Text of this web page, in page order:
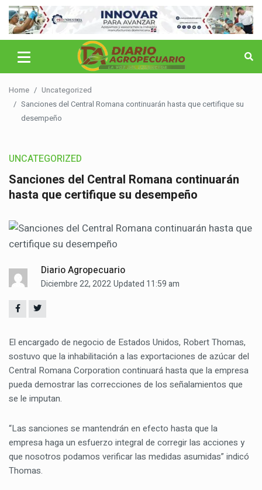
Home
Uncategorized
Sanciones del Central Romana continuarán hasta que certifique su
desempeño
UNCATEGORIZED
Sanciones del Central Romana continuarán
hasta que certifique su desempeño
Diario Agropecuario
Diciembre 22, 2022Updated 11:59 am
El encargado de negocio de Estados Unidos, Robert Thomas,
sostuvo que la inhabilitación a las exportaciones de azúcar del
Central Romana Corporation continuará hasta que la empresa
pueda demostrar las correcciones de los señalamientos que
se le imputan.
“Las sanciones se mantendrán en efecto hasta que la
empresa haga un esfuerzo integral de corregir las acciones y
que nosotros podamos verificar las medidas asumidas” indicó
Thomas.